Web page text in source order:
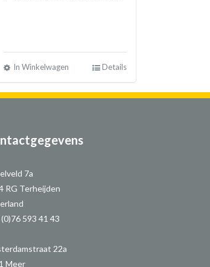
In Winkelwagen Details
7a
RG Terheijden
593 41 43
22a
Meer